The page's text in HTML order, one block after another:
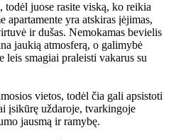
juose rasite viską, ko reikia
yra atskiras įėjimas,
ir dušas. Nemokamas bevielis
jaukią atmosferą, o galimybė
leis smagiai praleisti vakarus su
vietos, todėl čia gali apsistoti
įsikūrę uždaroje, tvarkingoje
jausmą ir ramybę.